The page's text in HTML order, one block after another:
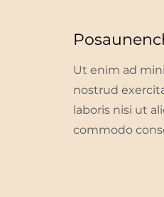
Ut enim ad
nostrud
laboris nisi ut
commodo